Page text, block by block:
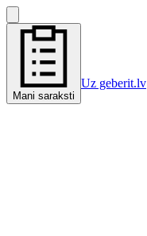
Mani saraksti
Uz geberit.lv